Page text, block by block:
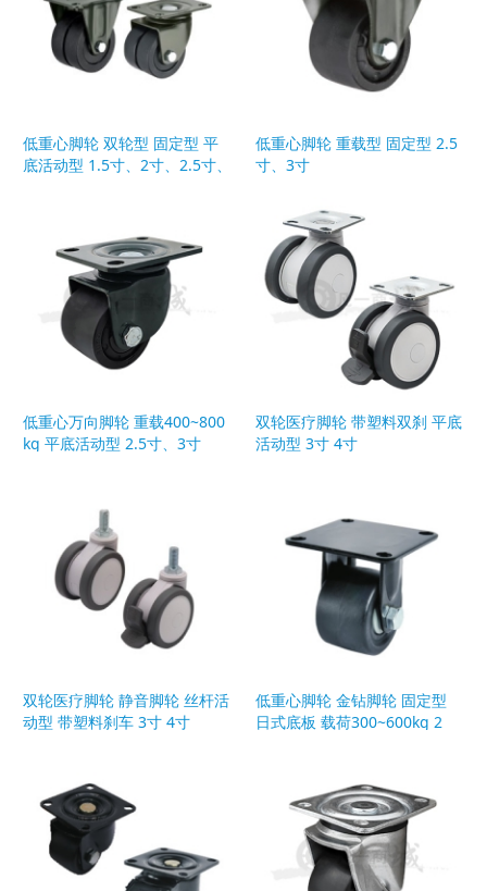
低重心脚轮 双轮型 固定型 平
底活动型 1.5寸、2寸、2.5寸、
低重心脚轮 重载型 固定型 2.5
寸、3寸
低重心万向脚轮 重载400~800
kg 平底活动型 2.5寸、3寸
双轮医疗脚轮 带塑料双刹 平底
活动型 3寸 4寸
双轮医疗脚轮 静音脚轮 丝杆活
动型 带塑料刹车 3寸 4寸
低重心脚轮 金钻脚轮 固定型
日式底板 载荷300~600kg 2